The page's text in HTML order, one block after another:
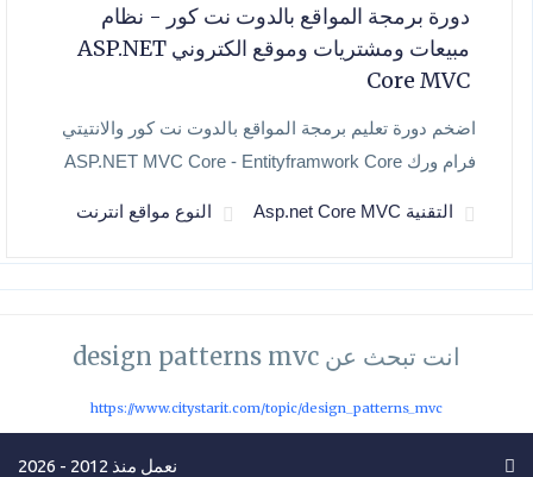
دورة برمجة المواقع بالدوت نت كور - نظام
مبيعات ومشتريات وموقع الكتروني ASP.NET
Core MVC
اضخم دورة تعليم برمجة المواقع بالدوت نت كور والانتيتي
فرام ورك ASP.NET MVC Core - Entityframwork Core
التقنية Asp.net Core MVC النوع مواقع انترنت
انت تبحث عن design patterns mvc
https://www.citystarit.com/topic/design_patterns_mvc
نعمل منذ 2012 - 2026